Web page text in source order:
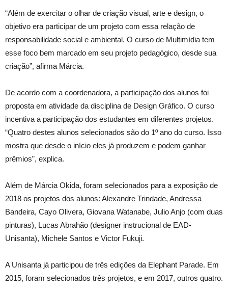
“Além de exercitar o olhar de criação visual, arte e design, o
objetivo era participar de um projeto com essa relação de
responsabilidade social e ambiental. O curso de Multimídia tem
esse foco bem marcado em seu projeto pedagógico, desde sua
criação”, afirma Márcia.
De acordo com a coordenadora, a participação dos alunos foi
proposta em atividade da disciplina de Design Gráfico. O curso
incentiva a participação dos estudantes em diferentes projetos.
“Quatro destes alunos selecionados são do 1º ano do curso. Isso
mostra que desde o início eles já produzem e podem ganhar
prêmios”, explica.
Além de Márcia Okida, foram selecionados para a exposição de
2018 os projetos dos alunos: Alexandre Trindade, Andressa
Bandeira, Cayo Olivera, Giovana Watanabe, Julio Anjo (com duas
pinturas), Lucas Abrahão (designer instrucional de EAD-
Unisanta), Michele Santos e Victor Fukuji.
A Unisanta já participou de três edições da Elephant Parade. Em
2015, foram selecionados três projetos, e em 2017, outros quatro.